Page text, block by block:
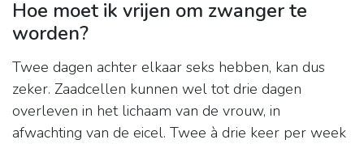
Hoe moet ik vrijen om zwanger te
worden?
Twee dagen achter elkaar seks hebben, kan dus
zeker. Zaadcellen kunnen wel tot drie dagen
overleven in het lichaam van de vrouw, in
afwachting van de eicel. Twee à drie keer per week